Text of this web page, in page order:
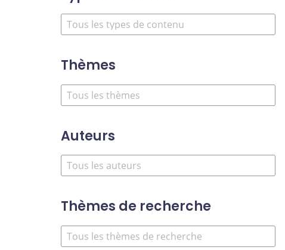
Thèmes
Auteurs
Thèmes de recherche